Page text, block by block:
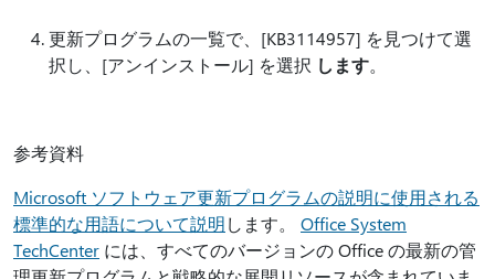
更新プログラムの一覧で、[KB3114957] を見つけて選
択し、[アンインストール] を選択 します。
参考資料
Microsoft ソフトウェア更新プログラムの説明に使用される
標準的な用語について説明します。 Office System
TechCenter には、すべてのバージョンの Office の最新の管